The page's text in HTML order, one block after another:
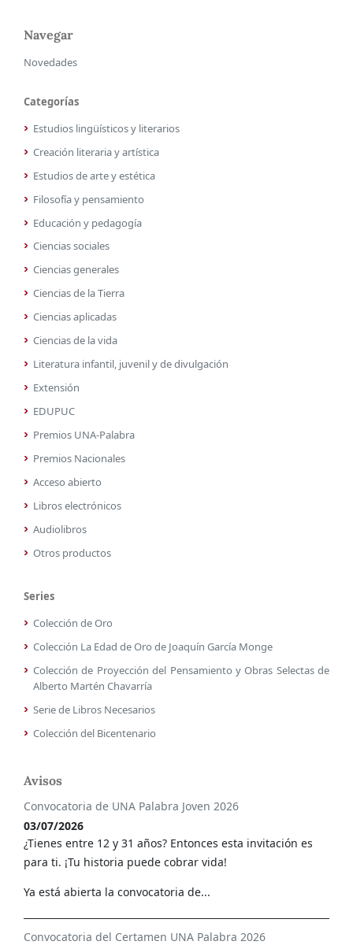
Navegar
Novedades
Categorías
Estudios lingüísticos y literarios
Creación literaria y artística
Estudios de arte y estética
Filosofía y pensamiento
Educación y pedagogía
Ciencias sociales
Ciencias generales
Ciencias de la Tierra
Ciencias aplicadas
Ciencias de la vida
Literatura infantil, juvenil y de divulgación
Extensión
EDUPUC
Premios UNA-Palabra
Premios Nacionales
Acceso abierto
Libros electrónicos
Audiolibros
Otros productos
Series
Colección de Oro
Colección La Edad de Oro de Joaquín García Monge
Colección de Proyección del Pensamiento y Obras Selectas de
Alberto Martén Chavarría
Serie de Libros Necesarios
Colección del Bicentenario
Avisos
Convocatoria de UNA Palabra Joven 2026
03/07/2026
¿Tienes entre 12 y 31 años? Entonces esta invitación es
para ti. ¡Tu historia puede cobrar vida!
Ya está abierta la convocatoria de...
Convocatoria del Certamen UNA Palabra 2026